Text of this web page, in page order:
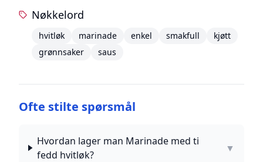
Nøkkelord
hvitløk marinade enkel smakfull
kjøtt
grønnsaker
saus
Ofte stilte spørsmål
Hvordan lager man Marinade med ti
fedd hvitløk?
▼